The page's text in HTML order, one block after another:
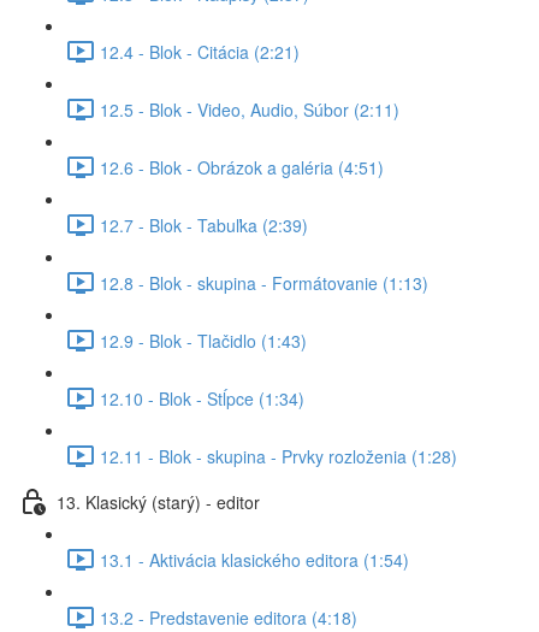
12.4 - Blok - Citácia (2:21)
12.5 - Blok - Video, Audio, Súbor (2:11)
12.6 - Blok - Obrázok a galéria (4:51)
12.7 - Blok - Tabuľka (2:39)
12.8 - Blok - skupina - Formátovanie (1:13)
12.9 - Blok - Tlačidlo (1:43)
12.10 - Blok - Stĺpce (1:34)
12.11 - Blok - skupina - Prvky rozloženia (1:28)
13. Klasický (starý) - editor
13.1 - Aktivácia klasického editora (1:54)
13.2 - Predstavenie editora (4:18)